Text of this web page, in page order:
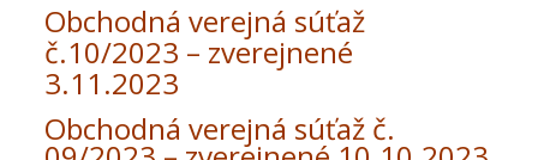
Obchodná verejná súťaž
č.10/2023 – zverejnené
3.11.2023
Obchodná verejná súťaž č.